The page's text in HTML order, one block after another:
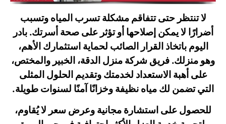
لا تنتظر حتى تتفاقم مشكلة تسرب المياه وتسبب
أضرارًا لا يمكن إصلاحها أو تؤثر على صحة أسرتك. بادر
اليوم باتخاذ القرار الصائب لحماية استثمارك الأهم،
وهو منزلك. فريق شركة منزل الدقة، الخبير والمختص،
على أهبة الاستعداد لخدمتك وتقديم الحلول المثلى
التي تضمن لك مياه نظيفة وخزانًا آمنًا لسنوات طويلة.
للحصول على استشارة مجانية وعرض سعر لا يُقاوم،